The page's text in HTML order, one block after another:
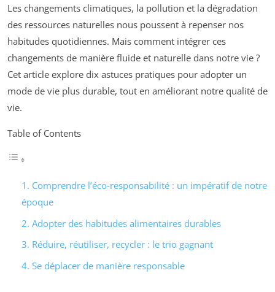
Les changements climatiques, la pollution et la dégradation
des ressources naturelles nous poussent à repenser nos
habitudes quotidiennes. Mais comment intégrer ces
changements de manière fluide et naturelle dans notre vie ?
Cet article explore dix astuces pratiques pour adopter un
mode de vie plus durable, tout en améliorant notre qualité de
vie.
Table of Contents
1. Comprendre l’éco-responsabilité : un impératif de notre
époque
2. Adopter des habitudes alimentaires durables
3. Réduire, réutiliser, recycler : le trio gagnant
4. Se déplacer de manière responsable